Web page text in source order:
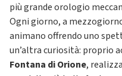
più grande orologio
Ogni giorno, a
animano offrendo uno
un’altra curiosità: proprio
Fontana di Orione,